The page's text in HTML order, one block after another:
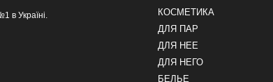
в Україні.
КОСМЕТИКА
ДЛЯ ПАР
ДЛЯ НЕЕ
ДЛЯ НЕГО
БЕЛЬЕ